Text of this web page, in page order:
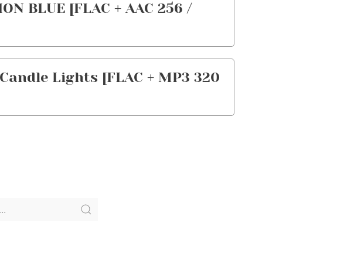
BLUE [FLAC + AAC 256 /
Lights [FLAC + MP3 320